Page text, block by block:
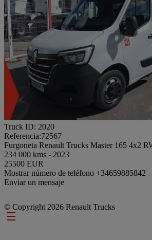
Truck ID: 2020
Referencia:72567
Furgoneta Renault Trucks Master 165 4x2
234 000 kms - 2023
25500 EUR
Mostrar número de teléfono +34659885842
Enviar un mensaje
© Copyright 2026 Renault Trucks
Footer